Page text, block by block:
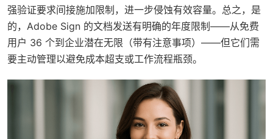
强验证要求间接施加限制，进一步侵蚀有效容量。总之，是
的，Adobe Sign 的文档发送有明确的年度限制——从免费
用户 36 个到企业潜在无限（带有注意事项）——但它们需
要主动管理以避免成本超支或工作流程瓶颈。